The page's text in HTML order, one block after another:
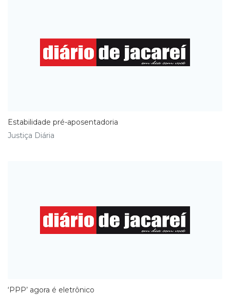
Estabilidade pré-aposentadoria
Justiça Diária
‘PPP’ agora é eletrônico